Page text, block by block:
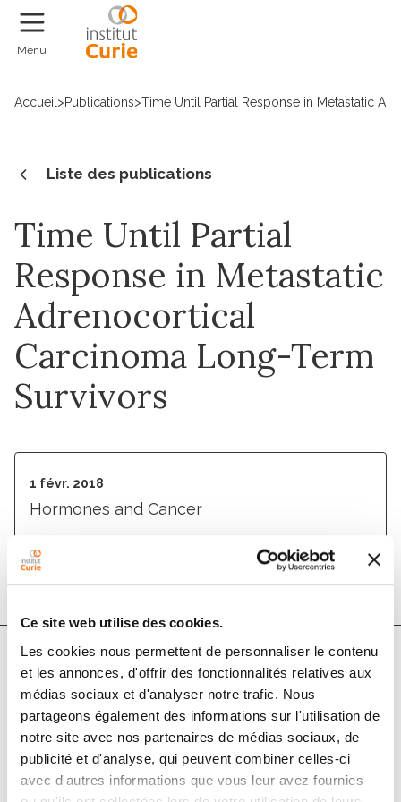
Ce site web utilise des cookies.
Les cookies nous permettent de personnaliser le contenu
et les annonces, d'offrir des fonctionnalités relatives aux
médias sociaux et d'analyser notre trafic. Nous
partageons également des informations sur l'utilisation de
notre site avec nos partenaires de médias sociaux, de
publicité et d'analyse, qui peuvent combiner celles-ci
avec d'autres informations que vous leur avez fournies
Menu
Accueil >Publications>Time Until Partial Response in Metastatic
Liste des publications
Time Until Partial
Response in Metastatic
Adrenocortical
Carcinoma Long-Term
Survivors
1 févr. 2018
Hormones and Cancer
DOI : 10.1007/s12672-017-0313-6
Auteurs
Delphine Vezzosi, , Christine Do Cao, Ségolène
Hescot, Jérôme Bertherat, Magali Haissaguerre,
Vanina Bongard, Delphine Drui, Christelle De La